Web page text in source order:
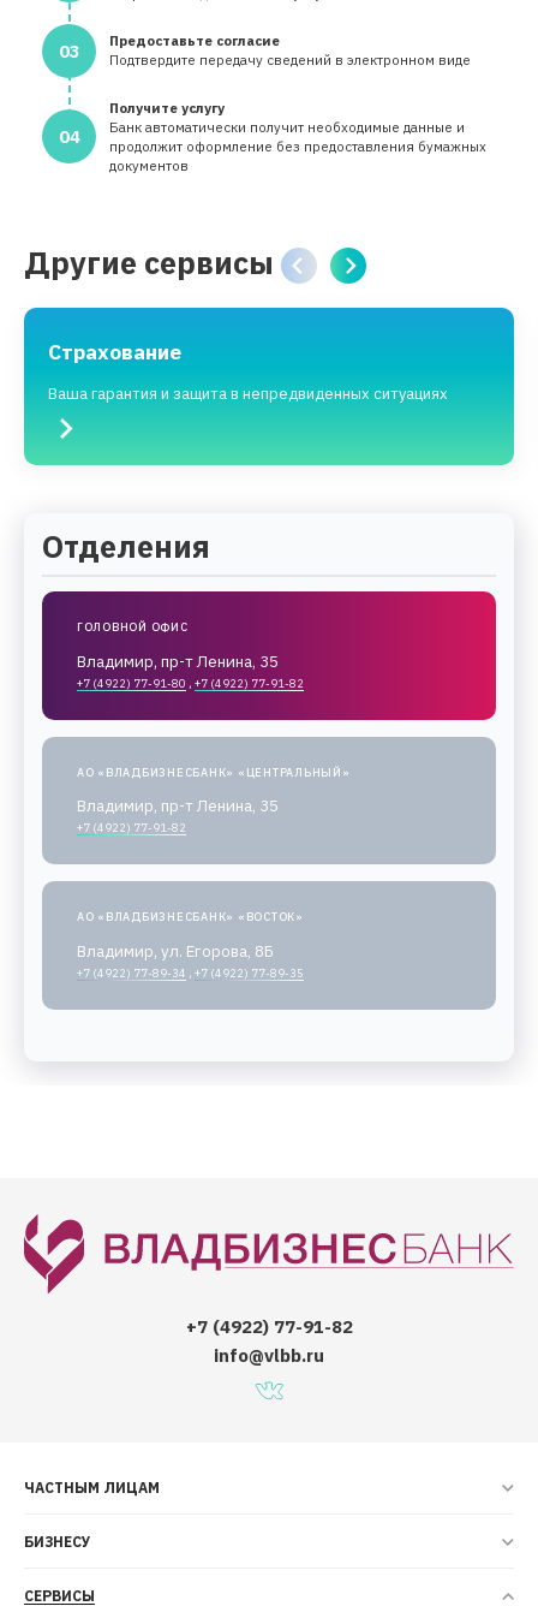
03
Предоставьте согласие
Подтвердите передачу сведений в электронном виде
04
Получите услугу
Банк автоматически получит необходимые данные и
продолжит оформление без предоставления бумажных
документов
Другие сервисы
Страхование
Ваша гарантия и защита в непредвиденных ситуациях
Отделения
ГОЛОВНОЙ ОФИС
Владимир, пр-т Ленина, 35
+7 (4922) 77-91-80 , +7 (4922) 77-91-82
АО «ВЛАДБИЗНЕСБАНК» «ЦЕНТРАЛЬНЫЙ»
Владимир, пр-т Ленина, 35
+7 (4922) 77-91-82
АО «ВЛАДБИЗНЕСБАНК» «ВОСТОК»
Владимир, ул. Егорова, 8Б
+7 (4922) 77-89-34 , +7 (4922) 77-89-35
+7 (4922) 77-91-82
info@vlbb.ru
ЧАСТНЫМ ЛИЦАМ
БИЗНЕСУ
СЕРВИСЫ